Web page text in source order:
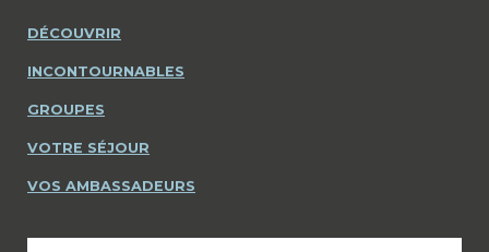
DÉCOUVRIR
INCONTOURNABLES
GROUPES
VOTRE SÉJOUR
VOS AMBASSADEURS